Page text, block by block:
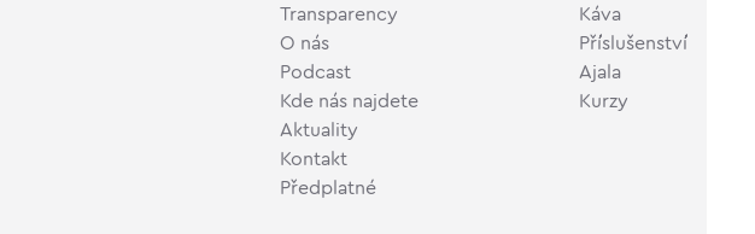
Transparency
O nás
Podcast
Kde nás najdete
Aktuality
Kontakt
Předplatné
Káva
Příslušenství
Ajala
Kurzy